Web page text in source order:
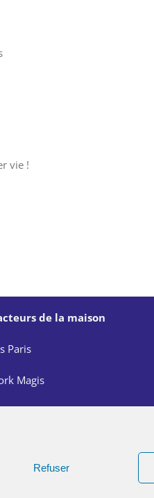
Refuser
vie !
de la maison
Paris
Magis